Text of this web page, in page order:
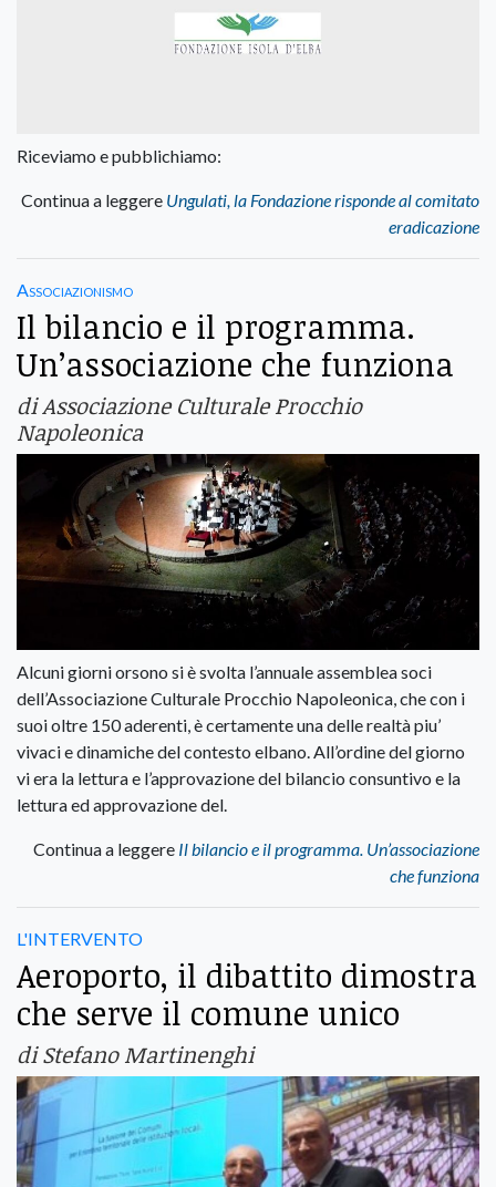
Riceviamo e pubblichiamo:
Continua a leggere Ungulati, la Fondazione risponde al comitato
eradicazione
Associazionismo
Il bilancio e il programma.
Un’associazione che funziona
di Associazione Culturale Procchio
Napoleonica
Alcuni giorni orsono si è svolta l’annuale assemblea soci
dell’Associazione Culturale Procchio Napoleonica, che con i
suoi oltre 150 aderenti, è certamente una delle realtà piu’
vivaci e dinamiche del contesto elbano. All’ordine del giorno
vi era la lettura e l’approvazione del bilancio consuntivo e la
lettura ed approvazione del.
Continua a leggere Il bilancio e il programma. Un’associazione
che funziona
L'INTERVENTO
Aeroporto, il dibattito dimostra
che serve il comune unico
di Stefano Martinenghi